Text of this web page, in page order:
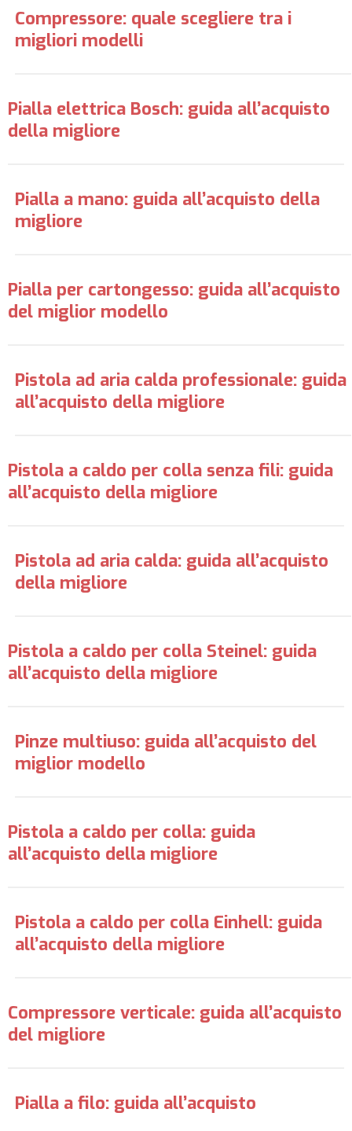
Compressore: quale scegliere tra i
migliori modelli
Pialla elettrica Bosch: guida all’acquisto
della migliore
Pialla a mano: guida all’acquisto della
migliore
Pialla per cartongesso: guida all’acquisto
del miglior modello
Pistola ad aria calda professionale: guida
all’acquisto della migliore
Pistola a caldo per colla senza fili: guida
all’acquisto della migliore
Pistola ad aria calda: guida all’acquisto
della migliore
Pistola a caldo per colla Steinel: guida
all’acquisto della migliore
Pinze multiuso: guida all’acquisto del
miglior modello
Pistola a caldo per colla: guida
all’acquisto della migliore
Pistola a caldo per colla Einhell: guida
all’acquisto della migliore
Compressore verticale: guida all’acquisto
del migliore
Pialla a filo: guida all’acquisto